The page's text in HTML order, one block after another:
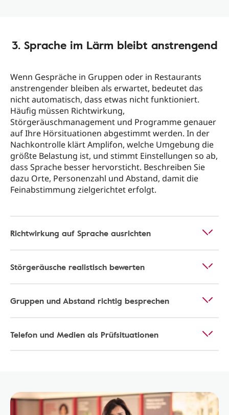
3. Sprache im Lärm bleibt anstrengend
Wenn Gespräche in Gruppen oder in Restaurants
anstrengender bleiben als erwartet, bedeutet das
nicht automatisch, dass etwas nicht funktioniert.
Häufig müssen Richtwirkung,
Störgeräuschmanagement und Programme genauer
auf Ihre Hörsituationen abgestimmt werden. In der
Nachkontrolle klärt Amplifon, welche Umgebung die
größte Belastung ist, und stimmt Einstellungen so ab,
dass Sprache besser hervorsticht. Beschreiben Sie
dazu Orte, Personenzahl und Abstand, damit die
Feinabstimmung zielgerichtet erfolgt.
Richtwirkung auf Sprache ausrichten
Störgeräusche realistisch bewerten
Gruppen und Abstand richtig besprechen
Telefon und Medien als Prüfsituationen